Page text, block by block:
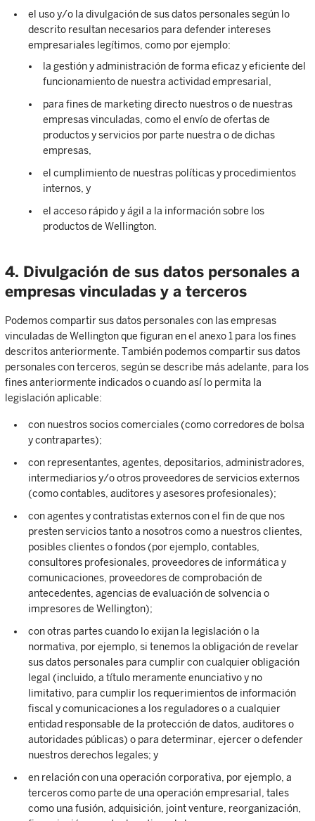
el uso y/o la divulgación de sus datos personales según lo
descrito resultan necesarios para defender intereses
empresariales legítimos, como por ejemplo:
la gestión y administración de forma eficaz y eficiente del
funcionamiento de nuestra actividad empresarial,
para fines de marketing directo nuestros o de nuestras
empresas vinculadas, como el envío de ofertas de
productos y servicios por parte nuestra o de dichas
empresas,
el cumplimiento de nuestras políticas y procedimientos
internos, y
el acceso rápido y ágil a la información sobre los
productos de Wellington.
4. Divulgación de sus datos personales a
empresas vinculadas y a terceros
Podemos compartir sus datos personales con las empresas
vinculadas de Wellington que figuran en el anexo 1 para los fines
descritos anteriormente. También podemos compartir sus datos
personales con terceros, según se describe más adelante, para los
fines anteriormente indicados o cuando así lo permita la
legislación aplicable:
con nuestros socios comerciales (como corredores de bolsa
y contrapartes);
con representantes, agentes, depositarios, administradores,
intermediarios y/o otros proveedores de servicios externos
(como contables, auditores y asesores profesionales);
con agentes y contratistas externos con el fin de que nos
presten servicios tanto a nosotros como a nuestros clientes,
posibles clientes o fondos (por ejemplo, contables,
consultores profesionales, proveedores de informática y
comunicaciones, proveedores de comprobación de
antecedentes, agencias de evaluación de solvencia o
impresores de Wellington);
con otras partes cuando lo exijan la legislación o la
normativa, por ejemplo, si tenemos la obligación de revelar
sus datos personales para cumplir con cualquier obligación
legal (incluido, a título meramente enunciativo y no
limitativo, para cumplir los requerimientos de información
fiscal y comunicaciones a los reguladores o a cualquier
entidad responsable de la protección de datos, auditores o
autoridades públicas) o para determinar, ejercer o defender
nuestros derechos legales; y
en relación con una operación corporativa, por ejemplo, a
terceros como parte de una operación empresarial, tales
como una fusión, adquisición, joint venture, reorganización,